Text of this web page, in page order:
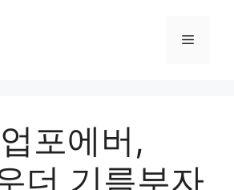
Menu
포에버,
더 기름부자